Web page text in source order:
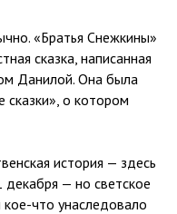
«Братья Снежкины»
сказка, написанная
Данилой. Она была
сказки», о котором
история — здесь
— но светское
что унаследовало